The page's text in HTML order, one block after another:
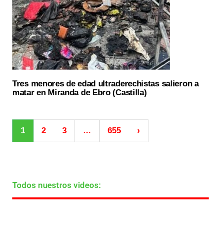
Tres menores de edad ultraderechistas salieron a
matar en Miranda de Ebro (Castilla)
1 2 3 … 655 ›
Todos nuestros videos: